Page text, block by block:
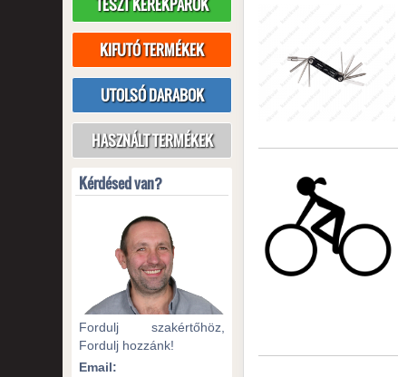
KIFUTÓ TERMÉKEK
UTOLSÓ DARABOK
HASZNÁLT TERMÉKEK
Kérdésed van?
Fordulj szakértőhöz,
Fordulj hozzánk!
Email: